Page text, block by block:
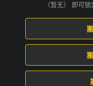
（暂无） 即可